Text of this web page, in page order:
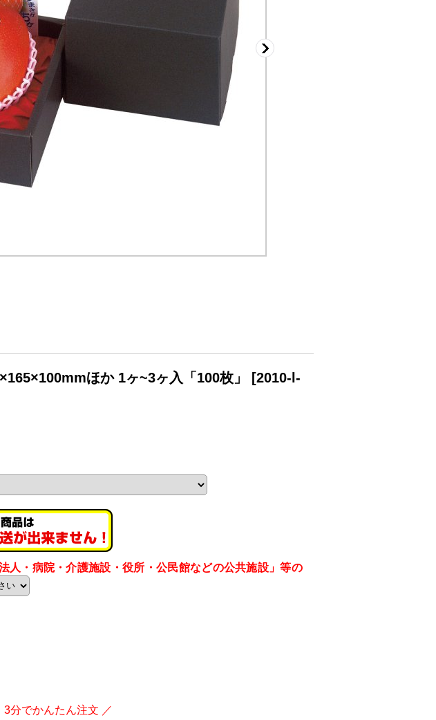
ほか 1ヶ~3ヶ入「100枚」 [2010-l-
人・病院・介護施設・役所・公民館などの公共施設」等の